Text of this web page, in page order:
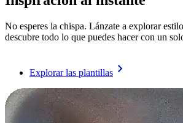
No esperes la chispa. Lánzate a explorar
descubre todo lo que puedes hacer con un
Explorar las plantillas